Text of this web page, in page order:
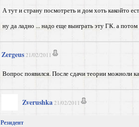
А тут и страну посмотреть и дом хоть какойто
ну да ладно ... надо еще выиграть эту ГК. а
Zergeus 21/02/2011
Вопрос появился. После сдачи теории можноли
Zverushka 21/02/2011
Резидент